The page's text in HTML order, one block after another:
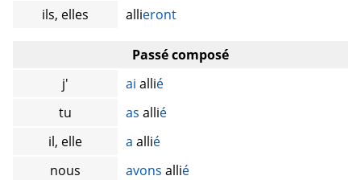
ils, elles
allieront
Passé composé
j'
ai allié
tu
as allié
il, elle
a allié
nous
avons allié